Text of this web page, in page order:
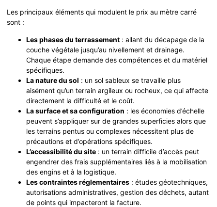
Les principaux éléments qui modulent le prix au mètre carré
sont :
Les phases du terrassement : allant du décapage de la
couche végétale jusqu’au nivellement et drainage.
Chaque étape demande des compétences et du matériel
spécifiques.
La nature du sol : un sol sableux se travaille plus
aisément qu’un terrain argileux ou rocheux, ce qui affecte
directement la difficulté et le coût.
La surface et sa configuration : les économies d’échelle
peuvent s’appliquer sur de grandes superficies alors que
les terrains pentus ou complexes nécessitent plus de
précautions et d’opérations spécifiques.
L’accessibilité du site : un terrain difficile d’accès peut
engendrer des frais supplémentaires liés à la mobilisation
des engins et à la logistique.
Les contraintes réglementaires : études géotechniques,
autorisations administratives, gestion des déchets, autant
de points qui impacteront la facture.